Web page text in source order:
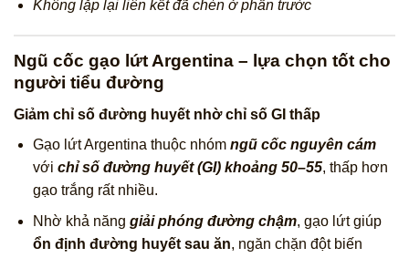
Không lặp lại liên kết đã chèn ở phần trước
Ngũ cốc gạo lứt Argentina – lựa chọn tốt cho
người tiểu đường
Giảm chỉ số đường huyết nhờ chỉ số GI thấp
Gạo lứt Argentina thuộc nhóm ngũ cốc nguyên cám
với chỉ số đường huyết (GI) khoảng 50–55, thấp hơn
gạo trắng rất nhiều.
Nhờ khả năng giải phóng đường chậm, gạo lứt giúp
ổn định đường huyết sau ăn, ngăn chặn đột biến